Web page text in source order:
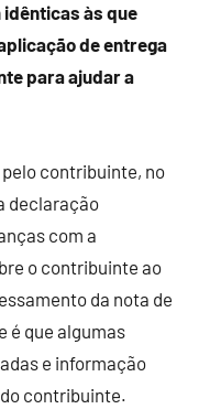
idênticas às que
de entrega
para ajudar a
contribuinte, no
declaração
com a
o contribuinte ao
da nota de
é que algumas
e informação
contribuinte.